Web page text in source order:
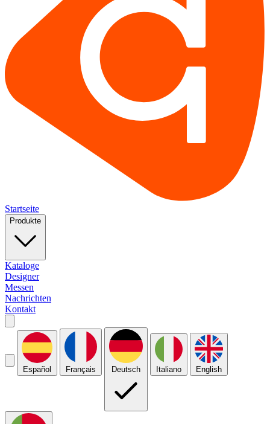
Startseite
Produkte
Kataloge
Designer
Messen
Nachrichten
Kontakt
Español Français Deutsch Italiano English